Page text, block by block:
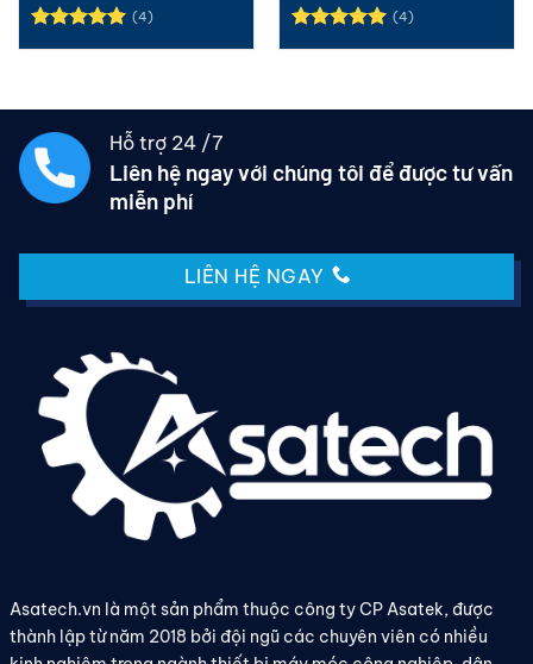
(4) (4)
Hỗ trợ 24 /7
Liên hệ ngay với chúng tôi để được tư vấn
miễn phí
LIÊN HỆ NGAY
Asatech.vn là một sản phẩm thuộc công ty CP Asatek, được
thành lập từ năm 2018 bởi đội ngũ các chuyên viên có nhiều